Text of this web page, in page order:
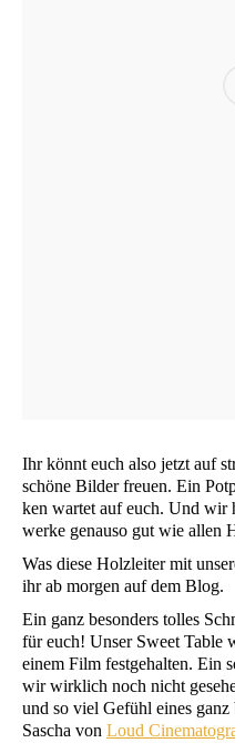
Ihr könnt euch also jetzt auf
schö­ne Bil­der freu­en. Ein
ken war­tet auf euch. Und
wer­ke genau­so gut wie allen
Was die­se Holz­lei­ter mit
ihr ab mor­gen auf dem Blog.
Ein ganz beson­ders tol­les
für euch! Unser Sweet Table
einem Film fest­ge­hal­ten. Ein
wir wirk­lich noch nicht
und so viel Gefühl eines ganz
Sascha von Loud
Mit
dem
Laden
des
Vide­